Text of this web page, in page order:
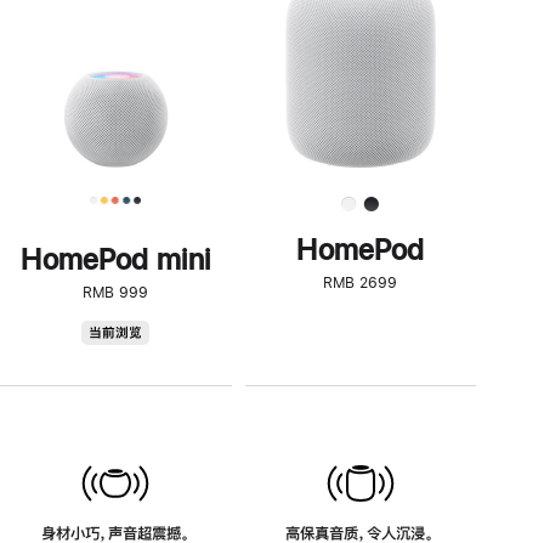
HomePod mini
RMB 999
当前浏览
身材小巧，声音超震撼。
了
解
HomePod<
HomePod
RMB 2699
高保真音质，令人沉浸。